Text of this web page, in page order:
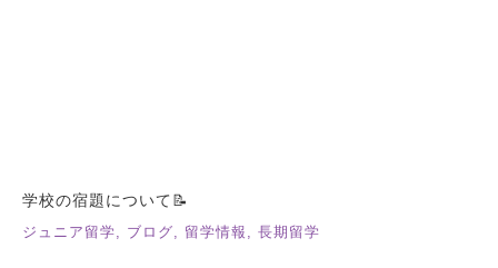
学校の宿題について📝
ジュニア留学
ブログ 留学情報 長期留学